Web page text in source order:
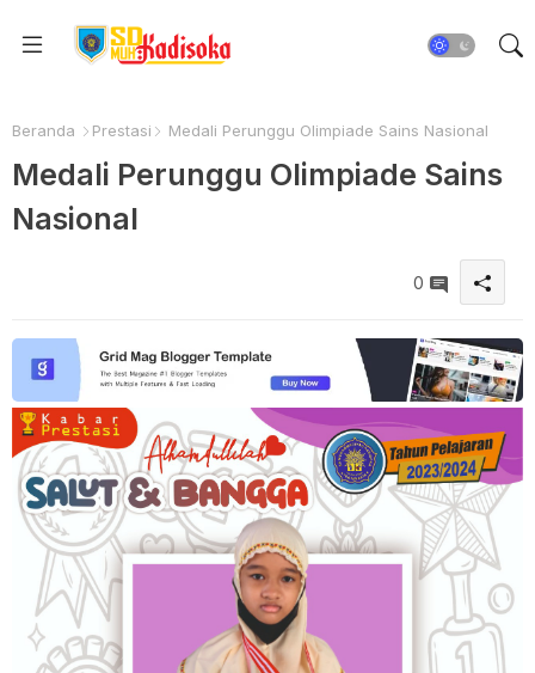
Beranda Prestasi Medali Perunggu Olimpiade Sains Nasional
Medali Perunggu Olimpiade Sains
Nasional
0